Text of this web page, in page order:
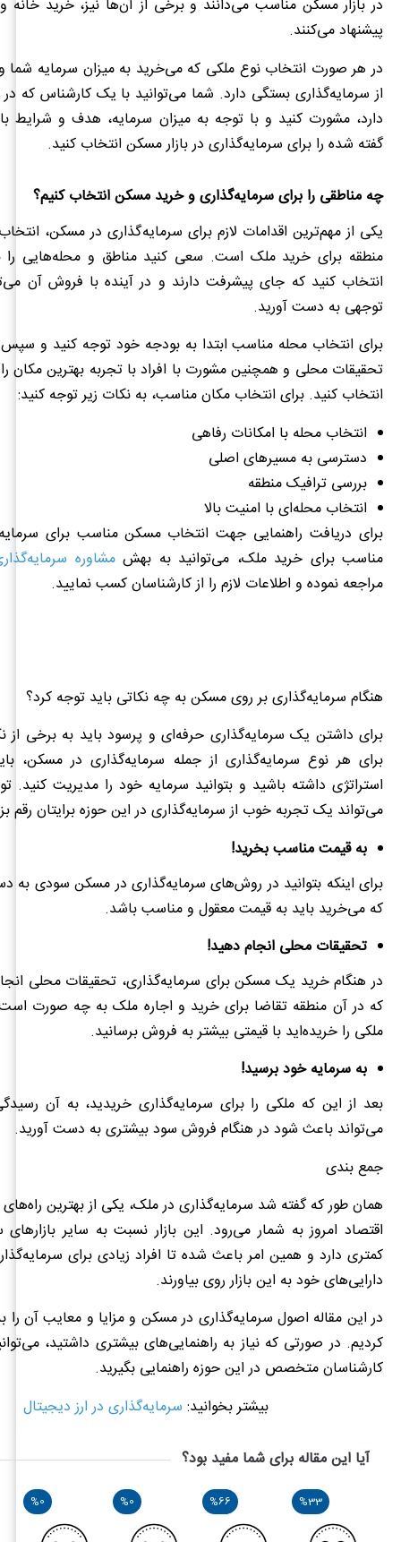
در بازار مسکن مناسب می‌دانند و برخی از آن‌ها نیز، خرید خانه
پیشنهاد می‌کنند.
در هر صورت انتخاب نوع ملکی که می‌خرید به میزان سرمایه شما
از سرمایه‌گذاری بستگی دارد. شما می‌توانید با یک کارشناس که
دارد، مشورت کنید و با توجه به میزان سرمایه، هدف و شرایط
گفته شده را برای سرمایه‌گذاری در بازار مسکن انتخاب کنید.
چه مناطقی را برای سرمایه‌گذاری و خرید مسکن انتخاب کنیم؟
یکی از مهم‌ترین اقدامات لازم برای سرمایه‌گذاری در مسکن،
منطقه برای خرید ملک است. سعی کنید مناطق و محله‌هایی را
انتخاب کنید که جای پیشرفت دارند و در آینده با فروش آن
توجهی به دست آورید.
برای انتخاب محله مناسب ابتدا به بودجه خود توجه کنید و
تحقیقات محلی و همچنین مشورت با افراد با تجربه بهترین مکان
انتخاب کنید. برای انتخاب مکان مناسب، به نکات زیر توجه کنید:
انتخاب محله با امکانات رفاهی
دسترسی به مسیرهای اصلی
بررسی ترافیک منطقه
انتخاب محله‌ای با امنیت بالا
برای دریافت راهنمایی جهت انتخاب مسکن مناسب برای
مناسب برای خرید ملک، می‌توانید به بهشمشاوره
مراجعه نموده و اطلاعات لازم را از کارشناسان کسب نمایید.
هنگام سرمایه‌گذاری بر روی مسکن به چه نکاتی باید توجه کرد؟
برای داشتن یک سرمایه‌گذاری حرفه‌ای و پرسود باید به برخی از
برای هر نوع سرمایه‌گذاری از جمله سرمایه‌گذاری در مسکن،
استراتژی داشته باشید و بتوانید سرمایه خود را مدیریت کنید.
می‌تواند یک تجربه خوب از سرمایه‌گذاری در این حوزه برایتان رقم
به قیمت مناسب بخرید!
برای اینکه بتوانید در روش‌های سرمایه‌گذاری در مسکن سودی به
که می‌خرید باید به قیمت معقول و مناسب باشد.
تحقیقات محلی انجام دهید!
در هنگام خرید یک مسکن برای سرمایه‌گذاری، تحقیقات محلی
که در آن منطقه تقاضا برای خرید و اجاره ملک به چه صورت است
ملکی را خریده‌اید با قیمتی بیشتر به فروش برسانید.
به سرمایه خود برسید!
بعد از این که ملکی را برای سرمایه‌گذاری خریدید، به آن
می‌تواند باعث شود در هنگام فروش سود بیشتری به دست آورید.
جمع بندی
همان طور که گفته شد سرمایه‌گذاری در ملک، یکی از بهترین
اقتصاد امروز به شمار می‌رود. این بازار نسبت به سایر بازارهای
کمتری دارد و همین امر باعث شده تا افراد زیادی برای
دارایی‌های خود به این بازار روی بیاورند.
در این مقاله اصول سرمایه‌گذاری در مسکن و مزایا و معایب آن را
کردیم. در صورتی که نیاز به راهنمایی‌های بیشتری داشتید،
کارشناسان متخصص در این حوزه راهنمایی بگیرید.
بیشتر بخوانید: سرمایه‌گذاری در ارز دیجیتال
آیا این مقاله برای شما مفید بود؟
%33
%66
%0
%0